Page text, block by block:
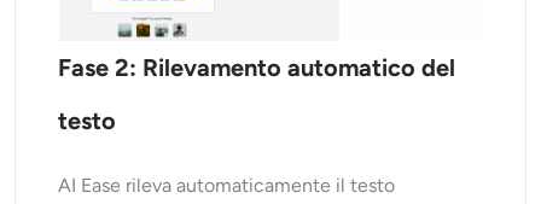
Fase 2: Rilevamento automatico del
testo
AI Ease rileva automaticamente il testo